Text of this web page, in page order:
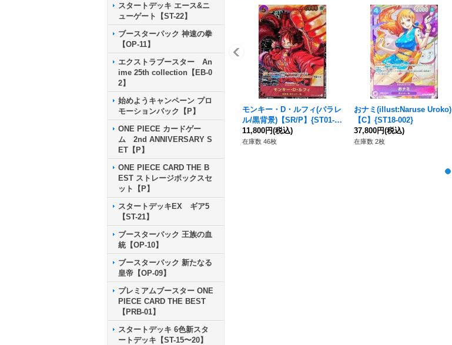
スタートデッキ エース&ニ
ューゲート【ST-22】
ブースターパック 神速の拳
【OP-11】
エクストラブースター An
ime 25th collection【EB-0
2】
始めようキャンペーン プロ
モーションパック【P】
ONE PIECE カードゲー
ム 2nd ANNIVERSARY S
ET【P】
ONE PIECE CARD THE B
EST ストレージボックスセ
ット【P】
スタートデッキEX ギア5
【ST-21】
ブースターパック 王族の血
統【OP-10】
ブースターパック 新たなる
皇帝【OP-09】
プレミアムブースター ONE
PIECE CARD THE BEST
【PRB-01】
スタートデッキ 6色新スタ
ートデッキ【ST-15〜20】
モンキー・D・ルフィ(パラレ
ル/黒背景)【SR/P】{ST01-0
12}
11,800円(税込)
在庫数 46枚
おナミ(illust:Naruse Uroko)
【C】{ST18-002}
37,800円(税込)
在庫数 2枚